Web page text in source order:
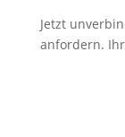
Jetzt
anfordern.